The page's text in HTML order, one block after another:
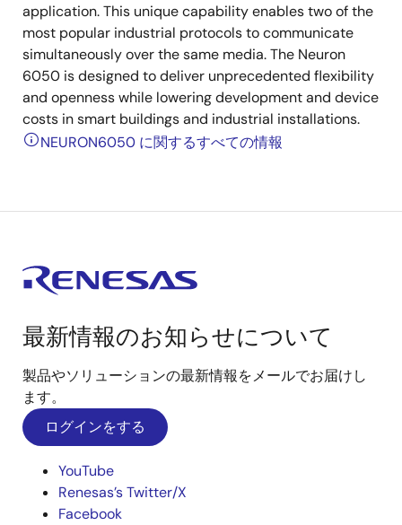
application. This unique capability enables two of the
most popular industrial protocols to communicate
simultaneously over the same media. The Neuron
6050 is designed to deliver unprecedented flexibility
and openness while lowering development and device
costs in smart buildings and industrial installations.
NEURON6050 に関するすべての情報
最新情報のお知らせについて
製品やソリューションの最新情報をメールでお届けし
ます。
ログインをする
YouTube
Renesas’s Twitter/X
Facebook